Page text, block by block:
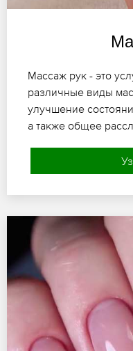
Массаж рук - это
различные виды
улучшение
а также общее